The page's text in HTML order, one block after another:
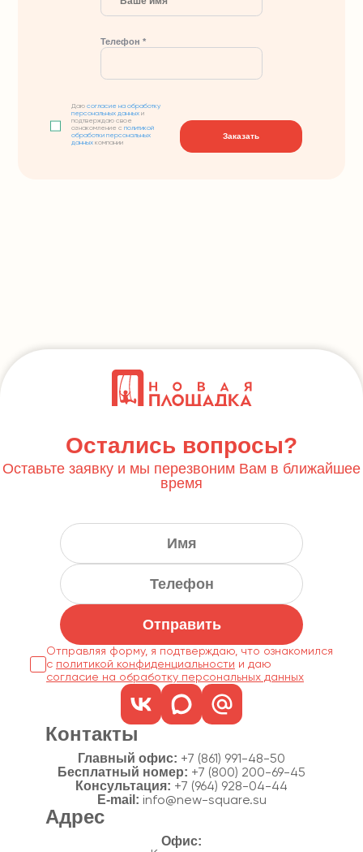
Телефон *
Даюсогласие на обработку
персональных данных и
подтверждаю свое
ознакомление сполитикой
обработки персональных
данных компании
Заказать
Остались вопросы?
Оставьте заявку и мы перезвоним Вам в ближайшее
время
Отправить
Отправляя форму, я подтверждаю, что ознакомился
с политикой конфиденциальности
согласие на обработку персональных данных
Контакты
Главный офис: +7 (861) 991-48-50
Бесплатный номер: +7 (800) 200-69-45
Консультация: +7 (964) 928-04-44
E-mail: info@new-square.su
Адрес